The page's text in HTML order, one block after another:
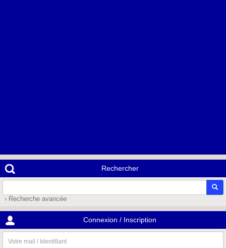
Rechercher
› Recherche avancée
Connexion / Inscription
mail